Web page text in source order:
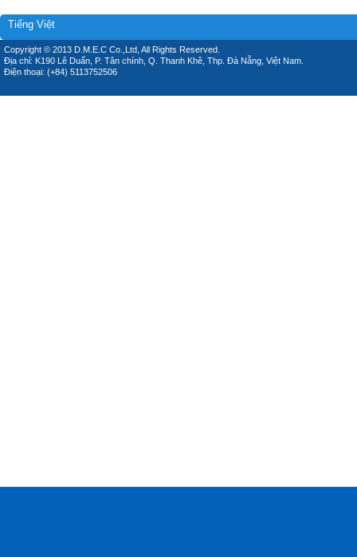
Tiếng Việt
Copyright © 2013 D.M.E.C Co.,Ltd, All Rights Reserved.
Địa chỉ: K190 Lê Duẩn, P. Tân chính, Q. Thanh Khê, Thp. Đà Nẵng, Việt Nam.
Điện thoại: (+84) 5113752506